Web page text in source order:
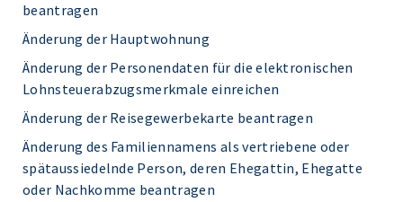
beantragen
Änderung der Hauptwohnung
Änderung der Personendaten für die elektronischen
Lohnsteuerabzugsmerkmale einreichen
Änderung der Reisegewerbekarte beantragen
Änderung des Familiennamens als vertriebene oder
spätaussiedelnde Person, deren Ehegattin, Ehegatte
oder Nachkomme beantragen